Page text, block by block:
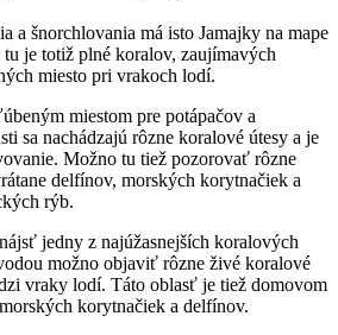
a šnorchlovania má isto Jamajky na mape
je totiž plné koralov, zaujímavých
miesto pri vrakoch lodí.
miestom pre potápačov a
sa nachádzajú rôzne koralové útesy a je
Možno tu tiež pozorovať rôzne
delfínov, morských korytnačiek a
rýb.
jedny z najúžasnejších koralových
možno objaviť rôzne živé koralové
vraky lodí. Táto oblasť je tiež domovom
korytnačiek a delfínov.